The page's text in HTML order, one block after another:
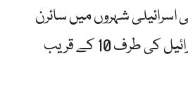
اسرائیلی شہروں میں سائرن
بجائے، مبینہ طور پر اسرائیل کی طرف 10 کے قریب